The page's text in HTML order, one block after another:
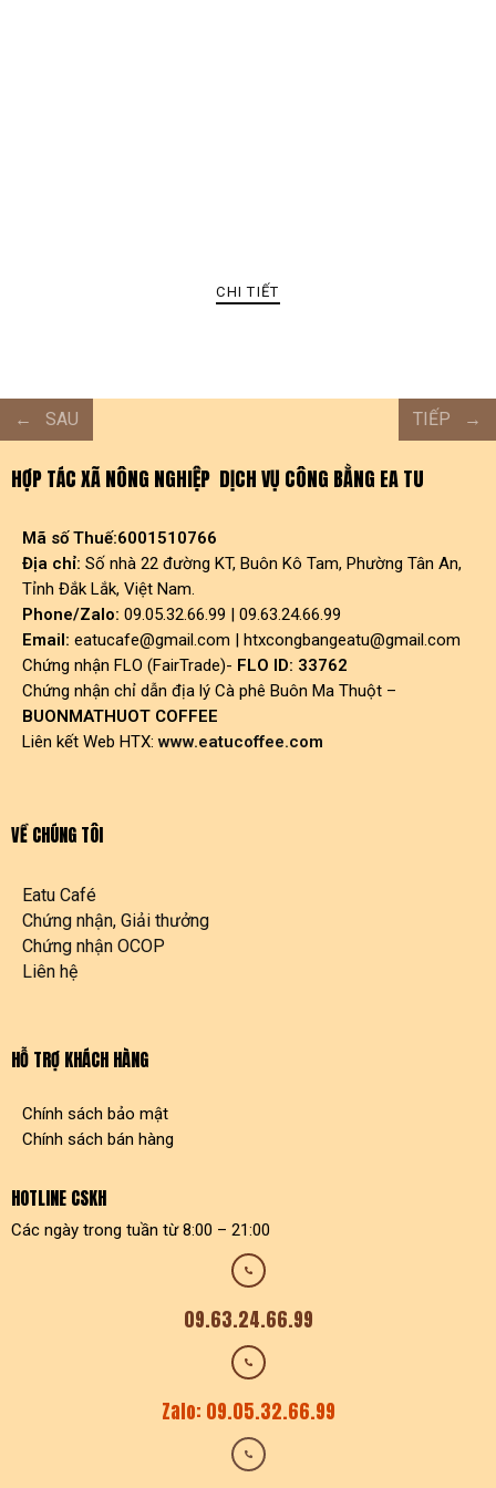
CHI TIẾT
SAU TIẾP
HỢP TÁC XÃ NÔNG NGHIỆP DỊCH VỤ CÔNG BẰNG EA TU
Mã số Thuế:6001510766
Địa chỉ: Số nhà 22 đường KT, Buôn Kô Tam, Phường Tân An,
Tỉnh Đắk Lắk, Việt Nam.
Phone/Zalo: 09.05.32.66.99 | 09.63.24.66.99
Email: eatucafe@gmail.com | htxcongbangeatu@gmail.com
Chứng nhận FLO (FairTrade)- FLO ID: 33762
Chứng nhận chỉ dẫn địa lý Cà phê Buôn Ma Thuột –
BUONMATHUOT COFFEE
Liên kết Web HTX:www.eatucoffee.com
VỀ CHÚNG TÔI
Eatu Café
Chứng nhận, Giải thưởng
Chứng nhận OCOP
Liên hệ
HỖ TRỢ KHÁCH HÀNG
Chính sách bảo mật
Chính sách bán hàng
HOTLINE CSKH
Các ngày trong tuần từ 8:00 – 21:00
09.63.24.66.99
Zalo: 09.05.32.66.99